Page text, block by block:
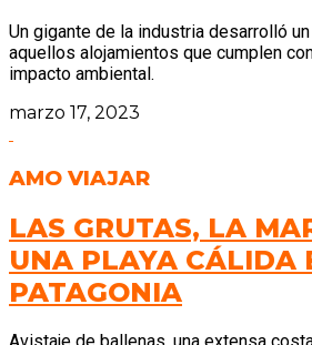
Un gigante de la industria desarrolló
aquellos alojamientos que cumplen
impacto ambiental.
marzo 17, 2023
AMO VIAJAR
LAS GRUTAS, LA
UNA PLAYA CÁLIDA
PATAGONIA